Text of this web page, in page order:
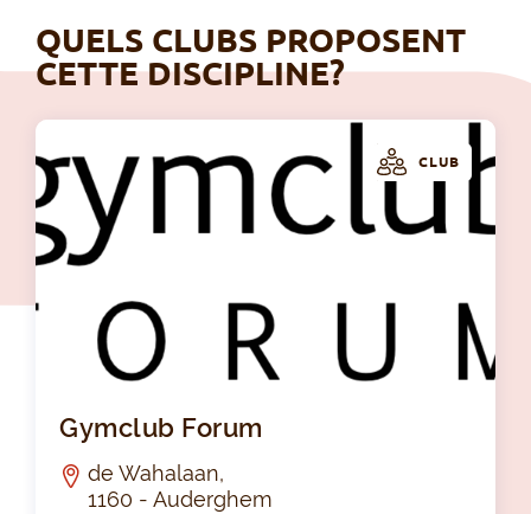
QUELS CLUBS PROPOSENT
CETTE DISCIPLINE?
CLUB
Gymclub Forum
de Wahalaan,
1160 - Auderghem